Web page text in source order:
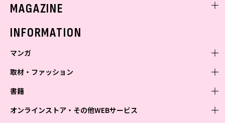
MAGAZINE
INFORMATION
マンガ
少年マンガ
Vジャンプ
青年マンガ
少女マンガ
取材・ファッション
ファッション・美容
芸能・情報・スポーツ
書籍
文芸・文庫・総合
オンラインストア・その他WEBサービス